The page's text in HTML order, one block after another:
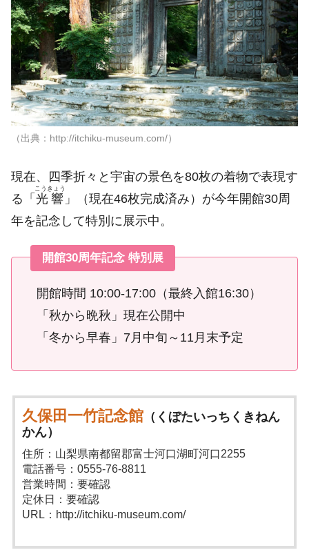
（出典：http://itchiku-museum.com/）
現在、四季折々と宇宙の景色を80枚の着物で表現す
る「 光響
こうきょう
」（現在46枚完成済み）が今年開館30周
年を記念して特別に展示中。
開館30周年記念 特別展
開館時間 10:00-17:00（最終入館16:30）
「秋から晩秋」現在公開中
「冬から早春」7月中旬～11月末予定
久保田一竹記念館 （くぼたいっちくきねん
かん）
住所：山梨県南都留郡富士河口湖町河口2255
電話番号：0555-76-8811
営業時間：要確認
定休日：要確認
URL：http://itchiku-museum.com/